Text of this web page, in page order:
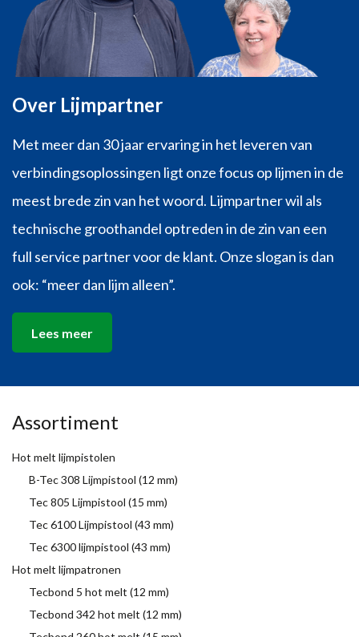
Over Lijmpartner
Met meer dan 30 jaar ervaring in het leveren van
verbindingsoplossingen ligt onze focus op lijmen in de
meest brede zin van het woord. Lijmpartner wil als
technische groothandel optreden in de zin van een
full service partner voor de klant. Onze slogan is dan
ook: “meer dan lijm alleen”.
Lees meer
Assortiment
Hot melt lijmpistolen
B-Tec 308 Lijmpistool (12 mm)
Tec 805 Lijmpistool (15 mm)
Tec 6100 Lijmpistool (43 mm)
Tec 6300 lijmpistool (43 mm)
Hot melt lijmpatronen
Tecbond 5 hot melt (12 mm)
Tecbond 342 hot melt (12 mm)